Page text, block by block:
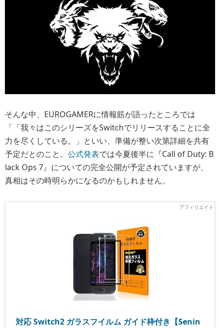
そんな中、EUROGAMERに情報筋が語ったところでは
「「我々はこのシリーズをSwitchでリリースすることに全
力を尽くしている。」といい、準備が整い次第詳細を共有
予定だとのこと。 公式発表では今夏後半に『Call of Duty: B
lack Ops 7』についての完全公開が予定されていますが、
真相はその時明らかになるのかもしれません。
対応 Switch2 ガラスフイルム ガイド枠付き【Senin